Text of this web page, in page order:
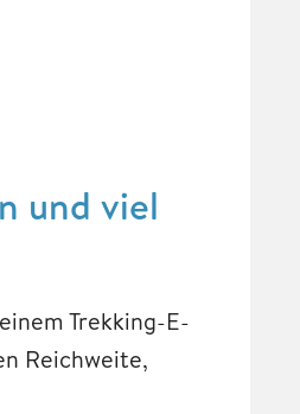
und viel
Trekking-E-
Reichweite,